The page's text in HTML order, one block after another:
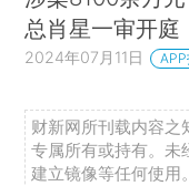
总肖星一审开庭
2024年07月11日
财新网所刊载内容之
专属所有或持有。未
建立镜像等任何使用。